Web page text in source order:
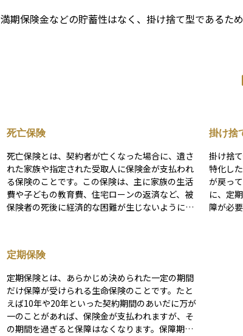
満期保険金などの貯蓄性はなく、掛け捨て型であるた
死亡保険
死亡保険とは、契約者が亡くなった場合に、遺さ
れた家族や指定された受取人に保険金が支払われ
る保険のことです。この保険は、主に家族の生活
費や子どもの教育費、住宅ローンの返済など、被
保険者の死後に経済的な困難が生じないように備
占めています。また、保険の種類によっては、一
定の年数を超えると解約返戻金が発生するため、
長期的な資産形成の手段として活用されることも
あります。
掛け捨
掛け捨
特化し
が戻っ
に、定
障が必
定期保険
定期保険とは、あらかじめ決められた一定の期間
だけ保障が受けられる生命保険のことです。たと
えば10年や20年といった契約期間のあいだに万が
一のことがあれば、保険金が支払われますが、そ
の期間を過ぎると保障はなくなります。保障期間